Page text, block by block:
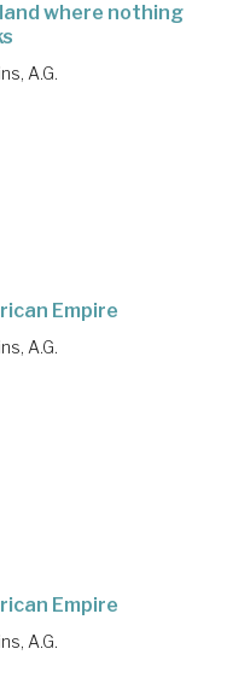
where nothing
A.G.
Empire
A.G.
Empire
A.G.